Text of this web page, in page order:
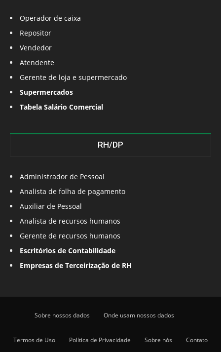
Operador de caixa
Repositor
Vendedor
Atendente
Gerente de loja e supermercado
Supermercados
Tabela Salário Comercial
RH/DP
Administrador de Pessoal
Analista de folha de pagamento
Auxiliar de Pessoal
Analista de recursos humanos
Gerente de recursos humanos
Escritórios de Contabilidade
Empresas de Terceirização de RH
Sobre nossos dados Onde usam nossos dados
Termos de Uso Política de Privacidade Sobre nós Contato